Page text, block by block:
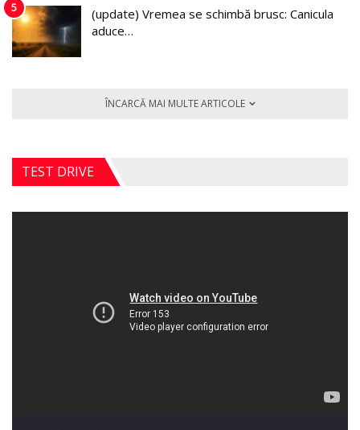
5
(update) Vremea se schimbă brusc: Canicula
aduce…
ÎNCARCĂ MAI MULTE ARTICOLE
TEST DRIVE